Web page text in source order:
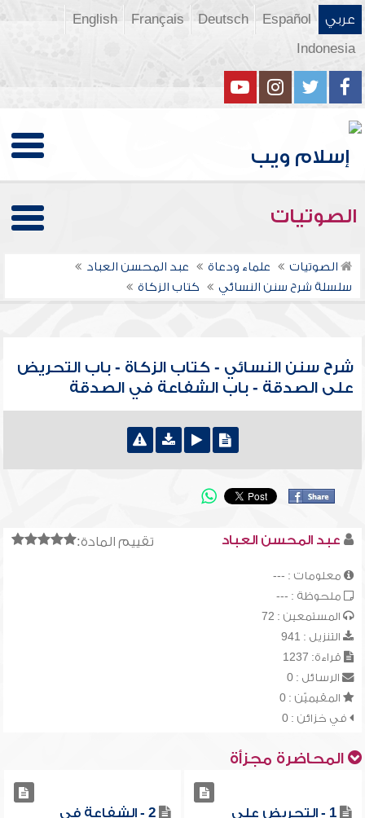
عربي Español
Deutsch
Français
English
Indonesia
الصوتيات
الصوتيات علماء ودعاة
عبد المحسن العباد
سلسلة شرح سنن النسائي
كتاب الزكاة
شرح سنن النسائي - كتاب الزكاة - باب التحريض
على الصدقة - باب الشفاعة في الصدقة
تقييم المادة: عبد المحسن العباد
معلومات : ---
ملحوظة : ---
المستمعين : 72
التنزيل : 941
قراءة: 1237
الرسائل : 0
المقيميّن : 0
في خزائن : 0
المحاضرة مجزأة
1 - التحريض على
2 - الشفاعة في